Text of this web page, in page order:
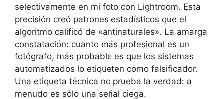
selectivamente en mi foto con Lightroom. Esta
precisión creó patrones estadísticos que el
algoritmo calificó de «antinaturales». La amarga
constatación: cuanto más profesional es un
fotógrafo, más probable es que los sistemas
automatizados lo etiqueten como falsificador.
Una etiqueta técnica no prueba la verdad: a
menudo es sólo una señal ciega.